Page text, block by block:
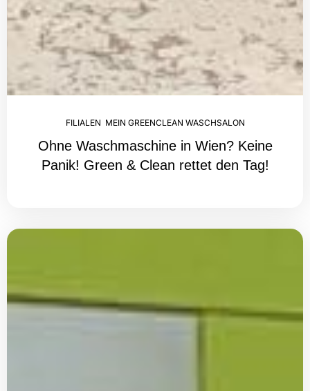
FILIALEN MEIN GREENCLEAN WASCHSALON
Ohne Waschmaschine in Wien? Keine
Panik! Green & Clean rettet den Tag!